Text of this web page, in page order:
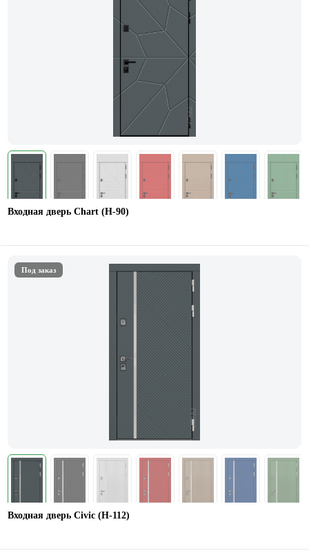
Входная дверь Chart (Н-90)
Под заказ
Входная дверь Civic (Н-112)